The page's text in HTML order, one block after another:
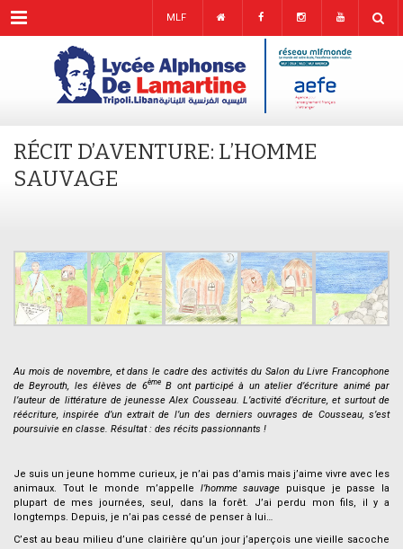
Menu MLF
RÉCIT D’AVENTURE: L’HOMME
SAUVAGE
Au mois de novembre, et dans le cadre des activités du Salon du Livre Francophone
de Beyrouth, les élèves de 6èmeB ont participé à un atelier d’écriture animé par
l’auteur de littérature de jeunesse Alex Cousseau. L’activité d’écriture, et surtout de
réécriture, inspirée d’un extrait de l’un des derniers ouvrages de Cousseau, s’est
poursuivie en classe. Résultat : des récits passionnants !
Je suis un jeune homme curieux, je n’ai pas d’amis mais j’aime vivre avec les
animaux. Tout le monde m’appelle l’homme sauvage puisque je passe la
plupart de mes journées, seul, dans la forêt. J’ai perdu mon fils, il y a
longtemps. Depuis, je n’ai pas cessé de penser à lui…
C’est au beau milieu d’une clairière qu’un jour j’aperçois une vieille sacoche